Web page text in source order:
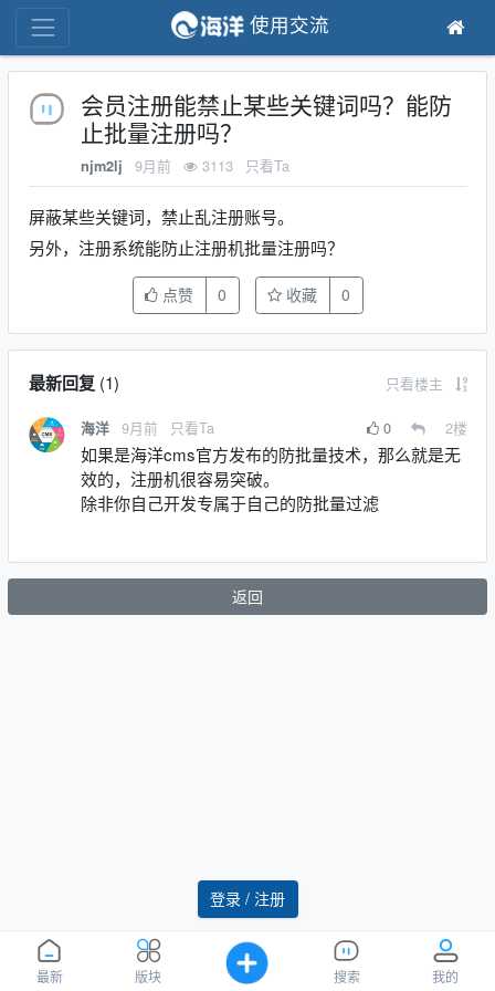
最新 版块 搜索 我的
登录 / 注册
使用交流
会员注册能禁止某些关键词吗？能防
止批量注册吗？
njm2lj 9月前 3113 只看Ta
屏蔽某些关键词，禁止乱注册账号。
另外，注册系统能防止注册机批量注册吗？
点赞 0 收藏 0
最新回复(1) 只看楼主
海洋 9月前 只看Ta 0 2楼
如果是海洋cms官方发布的防批量技术，那么就是无
效的，注册机很容易突破。
除非你自己开发专属于自己的防批量过滤
返回